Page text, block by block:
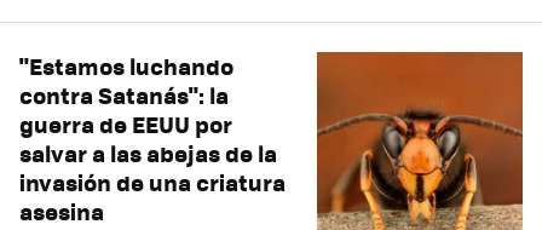
"Estamos luchando
contra Satanás": la
guerra de EEUU por
salvar a las abejas de la
invasión de una criatura
asesina